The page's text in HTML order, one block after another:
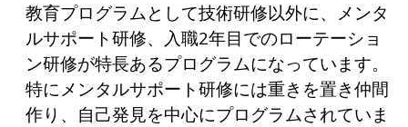
教育プログラムとして技術研修以外に、メンタ
ルサポート研修、入職2年目でのローテーショ
ン研修が特長あるプログラムになっています。
特にメンタルサポート研修には重きを置き仲間
作り、自己発見を中心にプログラムされていま